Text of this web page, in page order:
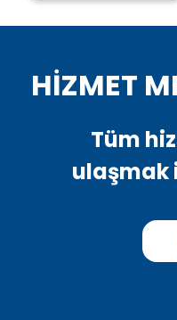
Başkan Lâl
DEVAMINI OKU
HİZMET
Tüm
ulaşmak